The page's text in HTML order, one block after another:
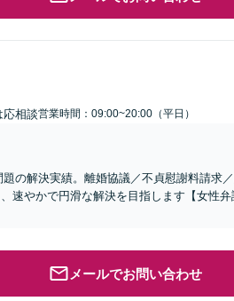
応相談営業時間：09:00~20:00（平日）
の解決実績。離婚協議／不貞慰謝料請求
速やかで円滑な解決を目指します【女性
メールでお問い合わせ